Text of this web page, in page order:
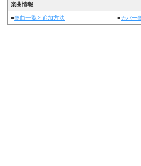
楽曲情報
■楽曲一覧と追加方法 ■カバー